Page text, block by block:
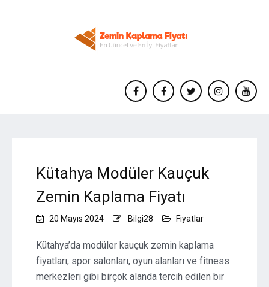
facebookFacebooktwitterinstagram
Kütahya Modüler Kauçuk
Zemin Kaplama Fiyatı
20 Mayıs 2024 Bilgi28 Fiyatlar
Kütahya’da modüler kauçuk zemin kaplama
fiyatları, spor salonları, oyun alanları ve fitness
merkezleri gibi birçok alanda tercih edilen bir